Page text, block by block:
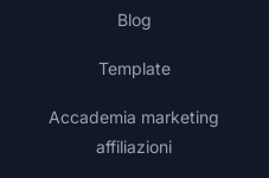
Blog
Template
Accademia marketing
affiliazioni